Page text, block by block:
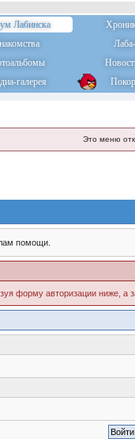
Лабинска
галерея
Это меню
помощи.
форму авторизации ниже, а